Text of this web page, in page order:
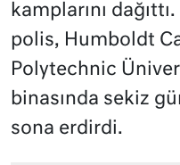
kamplarını
polis, Humboldt
Polytechnic
binasında sekiz
sona erdirdi.